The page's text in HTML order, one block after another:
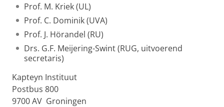
Prof. M. Kriek (UL)
Prof. C. Dominik (UVA)
Prof. J. Hörandel (RU)
Drs. G.F. Meijering-Swint (RUG, uitvoerend
secretaris)
Kapteyn Instituut
Postbus 800
9700 AV Groningen